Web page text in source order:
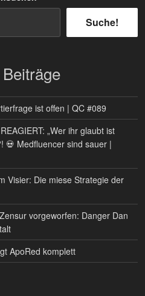
Suche!
ist offen | QC #089
„Wer ihr glaubt ist
💀 Medfluencer sind sauer |
Visier: Die miese Strategie der
vorgeworfen: Danger Dan
ApoRed komplett